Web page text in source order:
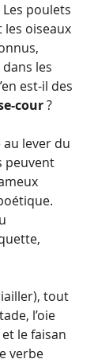
poulets
oiseaux
les
est-il des
cour ?
lever du
peuvent
tout
l’oie
le faisan
verbe